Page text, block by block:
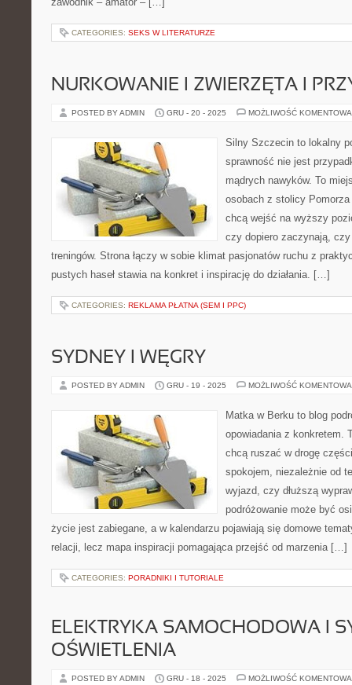
CATEGORIES: SEKS W LITERATURZE
NURKOWANIE I ZWIERZĘTA I
POSTED BY ADMIN GRU - 20 - 2025 MOŻLIWOŚĆ
Silny Szczecin to lokalny
sprawność nie jest
mądrych nawyków. To
osobach z stolicy
chcą wejść na wyższy
czy dopiero zaczynają,
treningów. Strona łączy w sobie klimat pasjonatów ruchu z
pustych haseł stawia na konkret i inspirację do działania. […]
CATEGORIES: REKLAMA PŁATNA (SEM I PPC)
SYDNEY I WĘGRY
POSTED BY ADMIN GRU - 19 - 2025 MOŻLIWOŚĆ
Matka w Berku to blog
opowiadania z konkretem.
chcą ruszać w drogę
spokojem, niezależnie od
wyjazd, czy dłuższą
podróżowanie może być
życie jest zabiegane, a w kalendarzu pojawiają się domowe
relacji, lecz mapa inspiracji pomagająca przejść od marzenia […]
CATEGORIES: PORADNIKI I TUTORIALE
ELEKTRYKA SAMOCHODOWA I
OŚWIETLENIA
POSTED BY ADMIN GRU - 18 - 2025 MOŻLIWOŚĆ